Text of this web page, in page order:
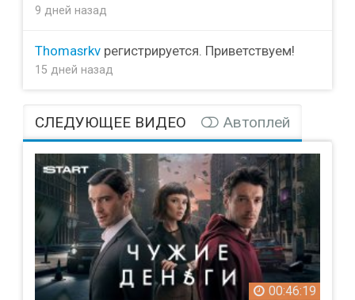
9 дней назад
Thomasrkvрегистрируется. Приветствуем!
15 дней назад
СЛЕДУЮЩЕЕ ВИДЕО Автоплей
00:46:19